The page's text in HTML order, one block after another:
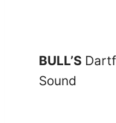
BULL’S
Sound